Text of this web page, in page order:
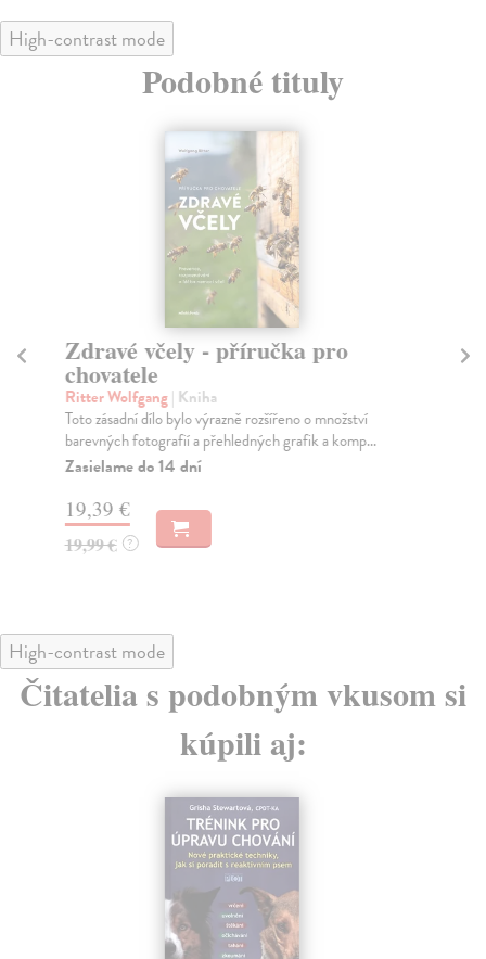
High-contrast mode
Podobné tituly
Zdravé včely - příručka pro
chovatele
Ritter Wolfgang| Kniha
Toto zásadní dílo bylo výrazně rozšířeno o množství
barevných fotografií a přehledných grafik a komp...
Zasielame do 14 dní
19,39 €
19,99 € ?
High-contrast mode
Čitatelia s podobným vkusom si
kúpili aj: